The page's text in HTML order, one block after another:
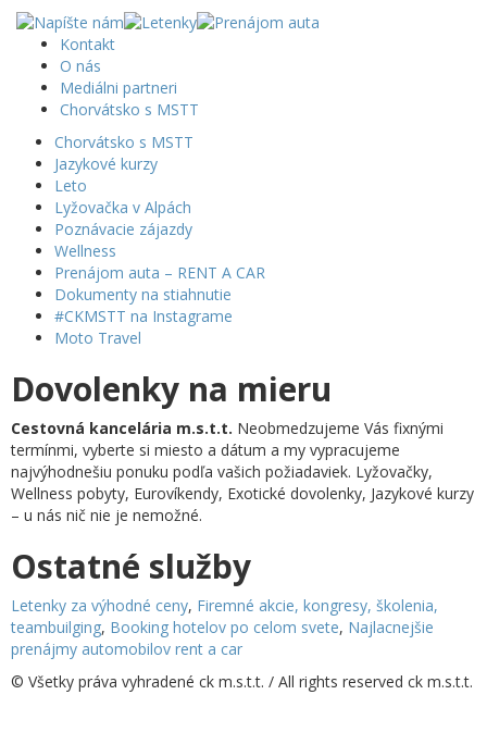
Kontakt
O nás
Mediálni partneri
Chorvátsko s MSTT
Chorvátsko s MSTT
Jazykové kurzy
Leto
Lyžovačka v Alpách
Poznávacie zájazdy
Wellness
Prenájom auta – RENT A CAR
Dokumenty na stiahnutie
#CKMSTT na Instagrame
Moto Travel
Dovolenky na mieru
Cestovná kancelária m.s.t.t. Neobmedzujeme Vás fixnými
termínmi, vyberte si miesto a dátum a my vypracujeme
najvýhodnešiu ponuku podľa vašich požiadaviek. Lyžovačky,
Wellness pobyty, Eurovíkendy, Exotické dovolenky, Jazykové kurzy
– u nás nič nie je nemožné.
Ostatné služby
Letenky za výhodné ceny, Firemné akcie, kongresy, školenia,
teambuilging, Booking hotelov po celom svete, Najlacnejšie
prenájmy automobilov rent a car
© Všetky práva vyhradené ck m.s.t.t. / All rights reserved ck m.s.t.t.